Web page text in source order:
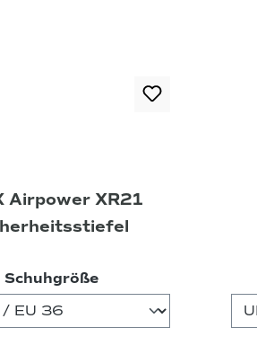
Airpower XR21
Schuhgrößeauswählen